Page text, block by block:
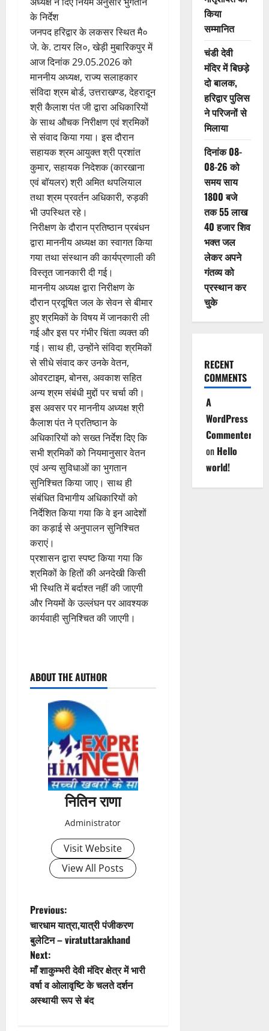
के निर्देश
जनपद हरिद्वार के लकसर स्थित मै०
जे. के. टायर लि०, खेड़ी मुबारिकपुर में
आज दिनांक 29.05.2026 को
माननीय अध्यक्ष, राज्य सलाहकार
संविदा श्रम बोर्ड, उत्तराखण्ड, देहरादून
श्री कैलाश पंत जी द्वारा अधिकारियों
के साथ औचक निरीक्षण एवं श्रमिकों
से संवाद किया गया। इस दौरान
सहायक श्रम आयुक्त श्री प्रशांत
कुमार, सहायक निदेशक (कारखाना
एवं बॉयलर) श्री अमित थपलियाल
तथा श्रम प्रवर्तन अधिकारी, रुड़की
भी उपस्थित रहे।
निरीक्षण के दौरान प्रतिष्ठान प्रबंधन
द्वारा माननीय अध्यक्ष का स्वागत किया
गया तथा संस्थान की कार्यप्रणाली की
विस्तृत जानकारी दी गई।
माननीय अध्यक्ष द्वारा निरीक्षण के
दौरान प्रदूषित जल के सेवन से बीमार
हुए श्रमिकों के विषय में जानकारी ली
गई और इस पर गंभीर चिंता व्यक्त की
गई। साथ ही, उन्होंने संविदा श्रमिकों
से सीधे संवाद कर उनके वेतन,
ओवरटाइम, बोनस, अवकाश सहित
अन्य श्रम संबंधी मुद्दों पर चर्चा की।
इस अवसर पर माननीय अध्यक्ष श्री
कैलाश पंत ने प्रतिष्ठान के
अधिकारियों को सख्त निर्देश दिए कि
सभी श्रमिकों को नियमानुसार वेतन
एवं अन्य सुविधाओं का भुगतान
सुनिश्चित किया जाए। साथ ही
संबंधित विभागीय अधिकारियों को
निर्देशित किया गया कि वे इन आदेशों
का कड़ाई से अनुपालन सुनिश्चित
कराएं।
प्रशासन द्वारा स्पष्ट किया गया कि
श्रमिकों के हितों की अनदेखी किसी
भी स्थिति में बर्दाश्त नहीं की जाएगी
और नियमों के उल्लंघन पर आवश्यक
कार्यवाही सुनिश्चित की जाएगी।
o
t
i
o
n
ABOUT THE AUTHOR
नितिन राणा
Administrator
Visit Website
View All Posts
P
o
s
t
Previous:
चारधाम यात्रा,यात्री पंजीकरण
बुलेटिन – viratuttarakhand
Next:
माँ शाकुम्भरी देवी मंदिर क्षेत्र में भारी
वर्षा व ओलावृष्टि के चलते दर्शन
अस्थायी रूप से बंद
किया
सम्मानित
चंडी देवी
मंदिर में बिछड़े
दो बालक,
हरिद्वार पुलिस
ने परिजनों से
मिलाया
दिनांक 08-
08-26 को
समय साय
1800 बजे
तक 55 लाख
40 हजार शिव
भक्त जल
लेकर अपने
गंतव्य को
प्रस्थान कर
चुके
RECENT
COMMENTS
A
WordPress
Commenter
on Hello
world!